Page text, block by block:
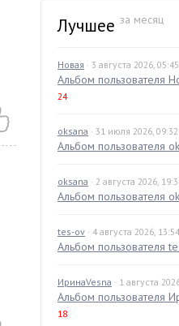
Лучшее за месяц
Новая · 3 августа 2026, 05:45
Альбом пользователя
24
oksana · 31 июля 2026, 09:32
Альбом пользователя
oksana · 2 августа 2026,
Альбом пользователя
tes-ov · 4 августа 2026, 13:54
Альбом пользователя
ИринаVesna · 1 августа
Альбом пользователя
18